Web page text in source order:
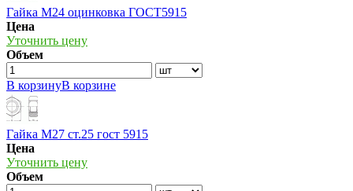
Гайка М24 оцинковка ГОСТ5915
Цена
Уточнить цену
Объем
В корзинуВ корзине
Гайка М27 ст.25 гост 5915
Цена
Уточнить цену
Объем